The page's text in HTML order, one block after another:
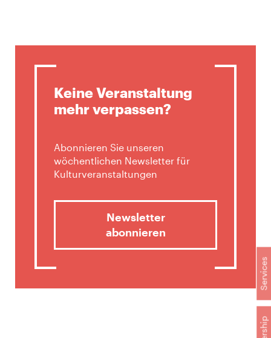
Services
Keine Veranstaltung
mehr verpassen?
Abonnieren Sie unseren
wöchentlichen Newsletter für
Kulturveranstaltungen
Newsletter
abonnieren